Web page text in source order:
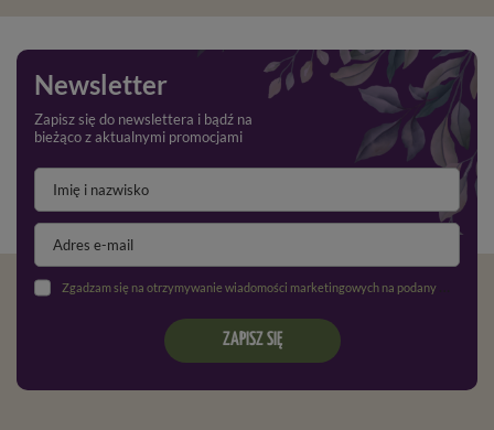
Newsletter
Zapisz się do newslettera i bądź na
bieżąco z aktualnymi promocjami
Zgadzam się na otrzymywanie wiadomości marketingowych na podany adres e-mail oraz przetwarzanie danych osobowych zgodnie z
ZAPISZ SIĘ